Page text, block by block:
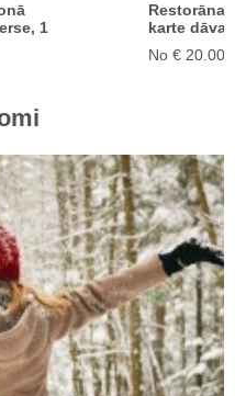
1
Restorāna
karte
No € 20.00